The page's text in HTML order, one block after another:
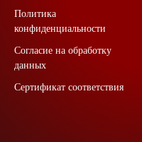
Политика
конфиденциальности
Согласие на обработку
данных
Сертификат соответствия